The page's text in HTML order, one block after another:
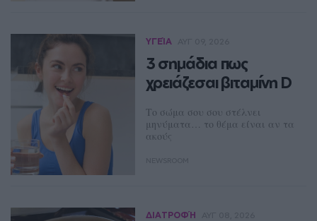
ΥΓΕΊΑ
3 σημάδια πως
χρειάζεσαι βιταμίνη D
Το σώμα σου σου στέλνει
μηνύματα… το θέμα είναι αν τα
ακούς
ΔΙΑΤΡΟΦΉ